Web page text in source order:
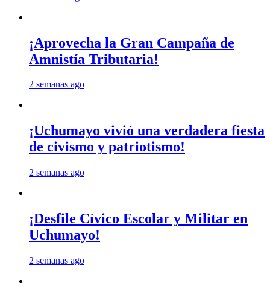
¡Aprovecha la Gran Campaña de
Amnistía Tributaria!
2 semanas ago
¡Uchumayo vivió una verdadera fiesta
de civismo y patriotismo!
2 semanas ago
¡Desfile Cívico Escolar y Militar en
Uchumayo!
2 semanas ago